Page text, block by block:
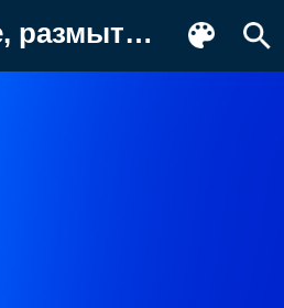
цвета Картинка на телефон